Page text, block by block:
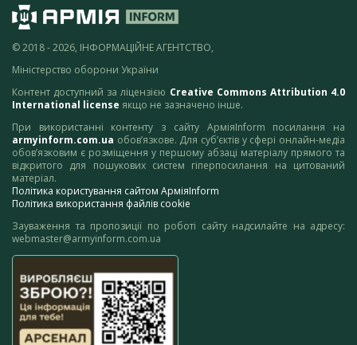
© 2018 - 2026, ІНФОРМАЦІЙНЕ АГЕНТСТВО,
Міністерство оборони України
Контент доступний за ліцензією Creative Commons Attribution 4.0
International license якщо не зазначено інше.
При використанні контенту з сайту АрміяInform посилання на
armyinform.com.ua обов’язкове. Для суб’єктів у сфері онлайн-медіа
обов’язковим є розміщення у першому абзаці матеріалу прямого та
відкритого для пошукових систем гіперпосилання на цитований
матеріал.
Політика користування сайтом АрміяInform
Політика використання файлів cookie
Зауваження та пропозиції по роботі сайту надсилайте на адресу:
webmaster@armyinform.com.ua